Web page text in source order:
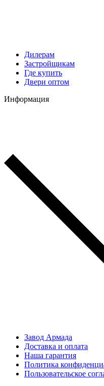
Дилерам
Застройщикам
Где купить
Двери оптом
Информация
Завод Армада
Доставка и оплата
Наша гарантия
Политика
Пользовательское